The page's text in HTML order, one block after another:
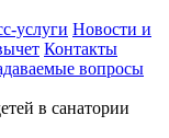
услуги Новости и
Контакты
вопросы
в санатории